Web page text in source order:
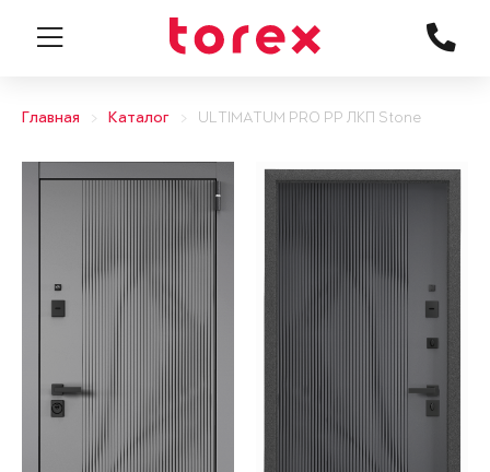
Главная Каталог ULTIMATUM PRO PP ЛКП Stone